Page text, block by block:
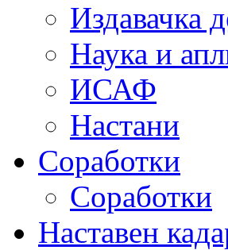
Издавачка
Наука и
ИСАФ
Настани
Соработки
Соработки
Наставен